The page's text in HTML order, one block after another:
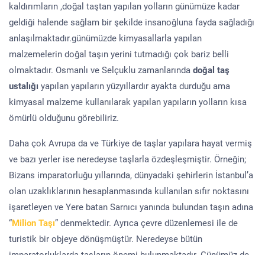
kaldırımların ,doğal taştan yapılan yolların günümüze kadar
geldiği halende sağlam bir şekilde insanoğluna fayda sağladığı
anlaşılmaktadır.günümüzde kimyasallarla yapılan
malzemelerin doğal taşın yerini tutmadığı çok bariz belli
olmaktadır. Osmanlı ve Selçuklu zamanlarında doğal taş
ustalığı yapılan yapıların yüzyıllardır ayakta durduğu ama
kimyasal malzeme kullanılarak yapılan yapıların yolların kısa
ömürlü olduğunu görebiliriz.
Daha çok Avrupa da ve Türkiye de taşlar yapılara hayat vermiş
ve bazı yerler ise neredeyse taşlarla özdeşleşmiştir. Örneğin;
Bizans imparatorluğu yıllarında, dünyadaki şehirlerin İstanbul’a
olan uzaklıklarının hesaplanmasında kullanılan sıfır noktasını
işaretleyen ve Yere batan Sarnıcı yanında bulundan taşın adına
“Milion Taşı” denmektedir. Ayrıca çevre düzenlemesi ile de
turistik bir objeye dönüşmüştür. Neredeyse bütün